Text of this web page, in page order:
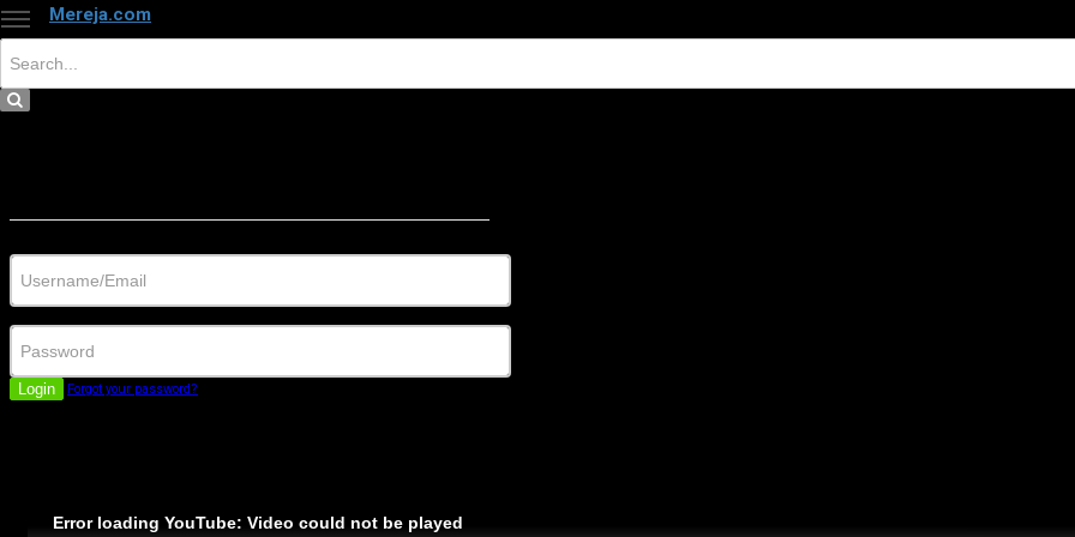
Mereja.com
Login Forgot your password?
Error loading YouTube: Video could not be played